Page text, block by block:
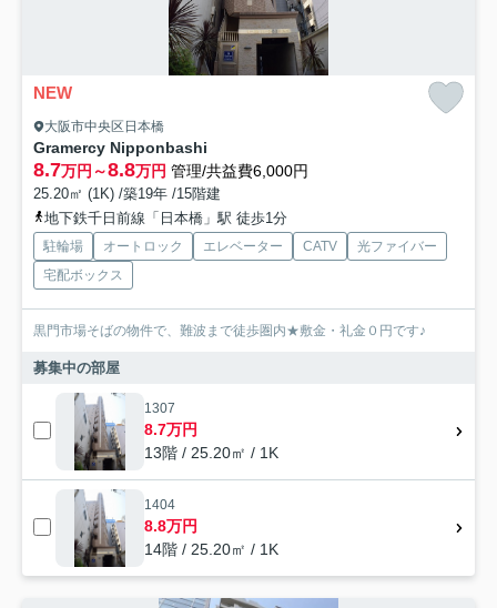
NEW
大阪市中央区日本橋
Gramercy Nipponbashi
8.7万円～8.8万円 管理/共益費6,000円
25.20㎡ (1K) /築19年 /15階建
地下鉄千日前線「日本橋」駅 徒歩1分
駐輪場 オートロック エレベーター CATV
光ファイバー
宅配ボックス
黒門市場そばの物件で、難波まで徒歩圏内★敷金・礼金０円です♪
募集中の部屋
1307
8.7万円
13階 / 25.20㎡ / 1K
1404
8.8万円
14階 / 25.20㎡ / 1K